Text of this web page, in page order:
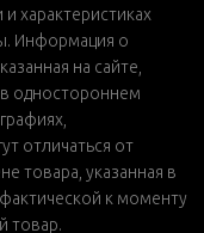
характеристиках
Информация о
на сайте,
одностороннем
отличаться от
товара, указанная в
к моменту
товар.